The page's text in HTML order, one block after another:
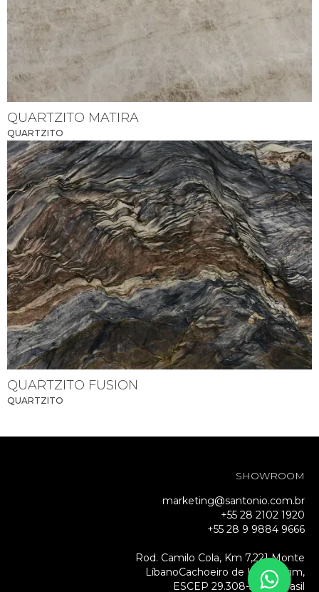
QUARTZITO MATIRA
QUARTZITO
QUARTZITO FUSION
QUARTZITO
SHOWROOM
marketing@santonio.com.br
+55 28 2102 1920
+55 28 9 9884 9666
Rod. Camilo Cola, Km 7,221 Monte
LíbanoCachoeiro de Itapemirim,
ESCEP 29.308-500 – Brasil